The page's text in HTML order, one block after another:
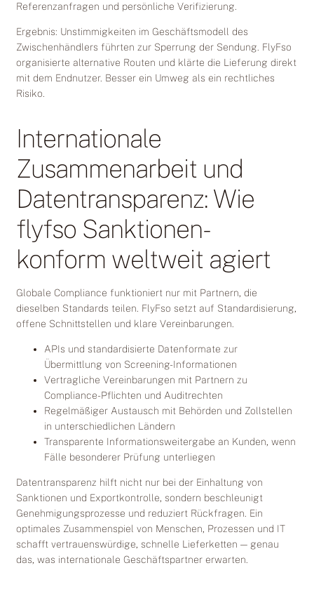
Referenzanfragen und persönliche Verifizierung.
Ergebnis: Unstimmigkeiten im Geschäftsmodell des
Zwischenhändlers führten zur Sperrung der Sendung. FlyFso
organisierte alternative Routen und klärte die Lieferung direkt
mit dem Endnutzer. Besser ein Umweg als ein rechtliches
Risiko.
Internationale
Zusammenarbeit und
Datentransparenz: Wie
flyfso Sanktionen-
konform weltweit agiert
Globale Compliance funktioniert nur mit Partnern, die
dieselben Standards teilen. FlyFso setzt auf Standardisierung,
offene Schnittstellen und klare Vereinbarungen.
APIs und standardisierte Datenformate zur
Übermittlung von Screening-Informationen
Vertragliche Vereinbarungen mit Partnern zu
Compliance-Pflichten und Auditrechten
Regelmäßiger Austausch mit Behörden und Zollstellen
in unterschiedlichen Ländern
Transparente Informationsweitergabe an Kunden, wenn
Fälle besonderer Prüfung unterliegen
Datentransparenz hilft nicht nur bei der Einhaltung von
Sanktionen und Exportkontrolle, sondern beschleunigt
Genehmigungsprozesse und reduziert Rückfragen. Ein
optimales Zusammenspiel von Menschen, Prozessen und IT
schafft vertrauenswürdige, schnelle Lieferketten — genau
das, was internationale Geschäftspartner erwarten.